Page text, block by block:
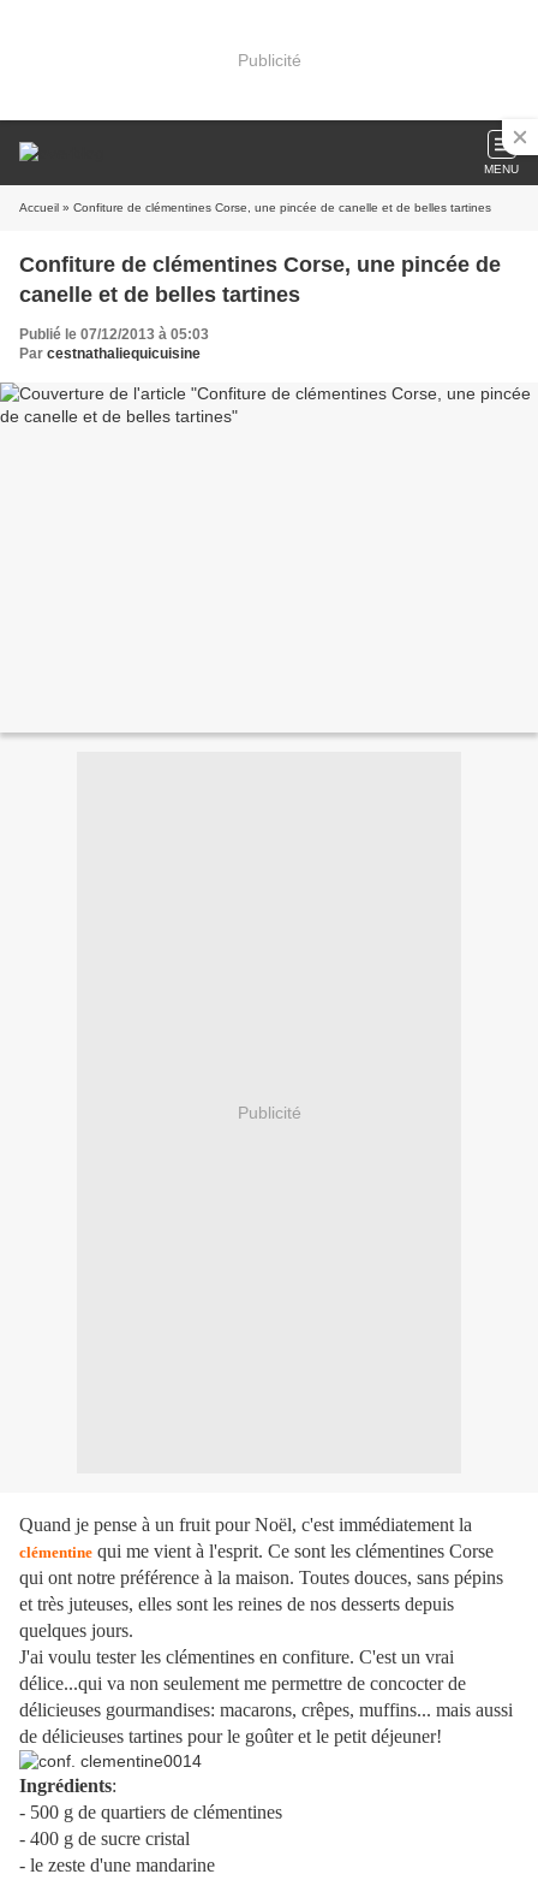
Publicité
MENU
Accueil » Confiture de clémentines Corse, une pincée de canelle et de belles tartines
Confiture de clémentines Corse, une pincée de
canelle et de belles tartines
Publié le 07/12/2013 à 05:03
Par cestnathaliequicuisine
Publicité
Quand je pense à un fruit pour Noël, c'est immédiatement la
clémentine qui me vient à l'esprit. Ce sont les clémentines Corse
qui ont notre préférence à la maison. Toutes douces, sans pépins
et très juteuses, elles sont les reines de nos desserts depuis
quelques jours.
J'ai voulu tester les clémentines en confiture. C'est un vrai
délice...qui va non seulement me permettre de concocter de
délicieuses gourmandises: macarons, crêpes, muffins... mais aussi
de délicieuses tartines pour le goûter et le petit déjeuner!
Ingrédients:
- 500 g de quartiers de clémentines
- 400 g de sucre cristal
- le zeste d'une mandarine